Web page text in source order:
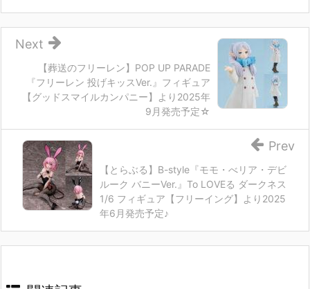
【葬送のフリーレン】POP UP PARADE
『フリーレン 投げキッスVer.』フィギュア
【グッドスマイルカンパニー】より2025年
9月発売予定☆
Next
【とらぶる】B-style『モモ・べリア・デビ
ルーク バニーVer.』To LOVEる ダークネス
1/6 フィギュア【フリーイング】より2025
年6月発売予定♪
Prev